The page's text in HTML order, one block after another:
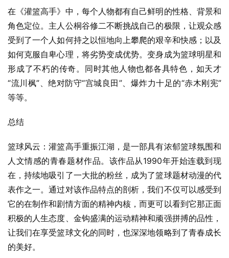
在《灌篮高手》中，每个人物都有自己鲜明的性格、背景和
角色定位。主人公桐谷修二不断挑战自己的极限，让观众感
受到了一个人如何持之以恒地向上攀爬的艰辛和快感；以及
如何克服自卑心理，将劣势变成优势。变身成为篮球明星和
形成了不朽的传奇。同时其他人物也都各具特色，如天才
“流川枫”、绝对防守“宫城良田”、爆炸力十足的“赤木刚宪”
等等。
总结
篮球风云：灌篮高手重振江湖，是一部具有浓郁篮球氛围和
人文情感的青春题材作品。该作品从1990年开始连载到现
在，持续地吸引了一大批的粉丝，成为了篮球题材动漫的代
表作之一。通过对该作品特点的剖析，我们不仅可以感受到
它的在制作和剧情方面的精神内核，而更可以看到它那正面
积极的人生态度、金钩盛满的运动精神和顽强拼搏的品性，
让我们在享受篮球文化的同时，也深深地领略到了青春成长
的美好。